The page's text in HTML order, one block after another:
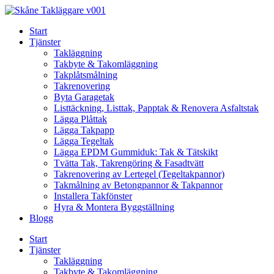
Skip
contentStart
Tjänster
Takläggning
Takbyte & Takomläggning
Takplåtsmålning
Takrenovering
Byta Garagetak
Listtäckning, Listtak, Papptak & Renovera Asfaltstak
Lägga Plåttak
Lägga Takpapp
Lägga Tegeltak
Lägga EPDM Gummiduk: Tak & Tätskikt
Tvätta Tak, Takrengöring & Fasadtvätt
Takrenovering av Lertegel (Tegeltakpannor)
Takmålning av Betongpannor & Takpannor
Installera Takfönster
Hyra & Montera Byggställning
Blogg
Start
Tjänster
Takläggning
Takbyte & Takomläggning